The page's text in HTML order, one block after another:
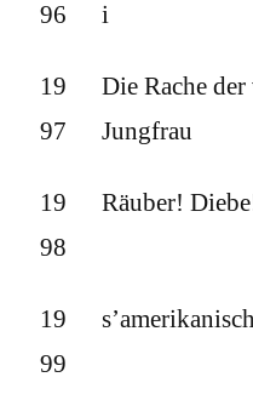
96
i
19
97
Die Rache
Jungfrau
19
98
Räuber!
19
99